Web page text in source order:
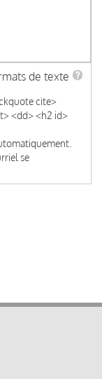
de texte
cite>
<dd> <h2 id>
se